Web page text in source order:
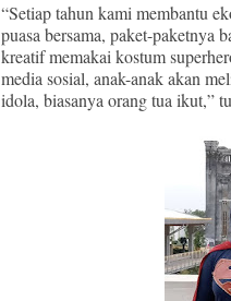
“Setiap tahun kami membantu
puasa bersama, paket-paketnya
kreatif memakai kostum
media sosial, anak-anak akan
idola, biasanya orang tua ikut,”